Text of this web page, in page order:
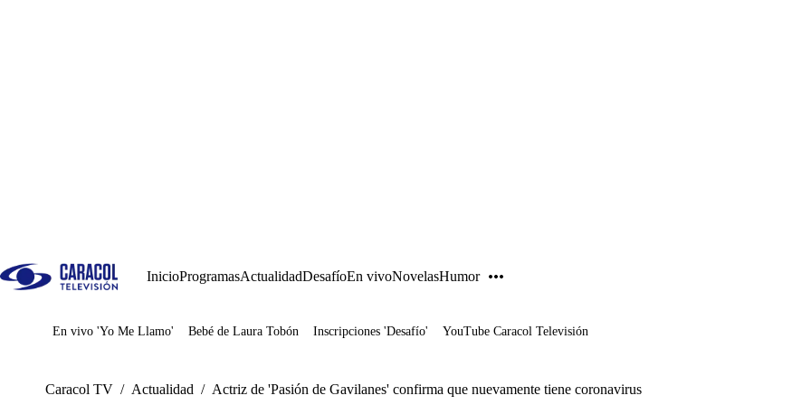
InicioProgramasActualidadDesafíoEn vivoNovelasHumor
Juegos
En vivo 'Yo Me Llamo' Bebé de Laura Tobón Inscripciones 'Desafío' YouTube Caracol Televisión
Caracol TV / Actualidad / Actriz de 'Pasión de Gavilanes' confirma que nuevamente tiene coronavirus